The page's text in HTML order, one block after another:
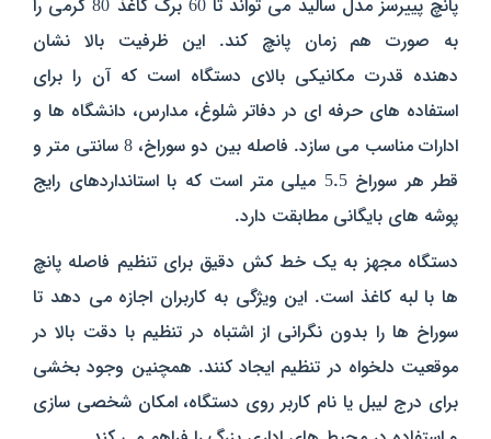
پانچ پییرسز مدل سالید می‌ تواند تا 60 برگ کاغذ 80 گرمی را
به‌ صورت هم زمان پانچ کند. این ظرفیت بالا نشان‌
دهنده‌ قدرت مکانیکی بالای دستگاه است که آن را برای
استفاده‌ های حرفه‌ ای در دفاتر شلوغ، مدارس، دانشگاه‌ ها و
ادارات مناسب می‌ سازد. فاصله‌ بین دو سوراخ، 8 سانتی‌ متر و
قطر هر سوراخ 5.5 میلی‌ متر است که با استانداردهای رایج
پوشه‌ های بایگانی مطابقت دارد.
دستگاه مجهز به یک خط‌ کش دقیق برای تنظیم فاصله پانچ‌
ها با لبه‌ کاغذ است. این ویژگی به کاربران اجازه می‌ دهد تا
سوراخ‌ ها را بدون نگرانی از اشتباه در تنظیم با دقت بالا در
موقعیت دلخواه در تنظیم ایجاد کنند. همچنین وجود بخشی
برای درج لیبل یا نام کاربر روی دستگاه، امکان شخصی‌ سازی